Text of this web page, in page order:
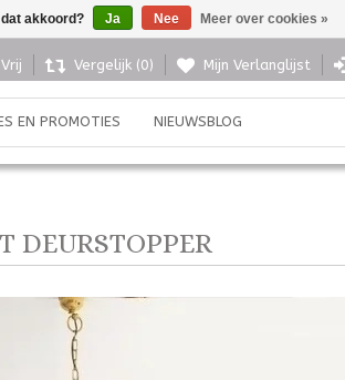
Vergelijk (0) Mijn Verlanglijst
EN PROMOTIES NIEUWSBLOG
DEURSTOPPER
akkoord? Ja Nee Meer over cookies »